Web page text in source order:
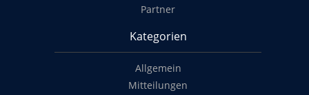
Partner
Kategorien
Allgemein
Mitteilungen